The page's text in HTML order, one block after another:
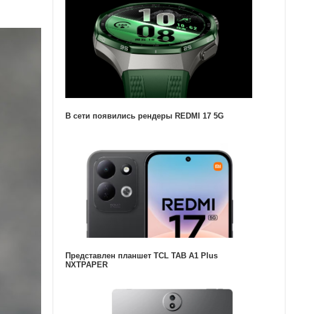
В сети появились рендеры REDMI 17 5G
Представлен планшет TCL TAB A1 Plus
NXTPAPER